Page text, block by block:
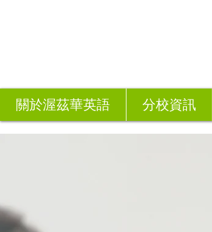
關於渥茲華英語 分校資訊